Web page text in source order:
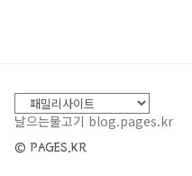
날으는물고기 blog.pages.kr
© PAGES.KR